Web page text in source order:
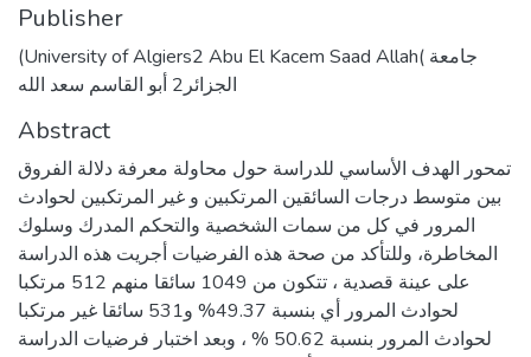
Publisher
(University of Algiers2 Abu El Kacem Saad Allah( جامعة
الجزائر2 أبو القاسم سعد الله
Abstract
تمحور الهدف الأساسي للدراسة حول محاولة معرفة دلالة الفروق
بين متوسط درجات السائقين المرتكبين و غير المرتكبين لحوادث
المرور في كل من سمات الشخصية والتحكم المدرك وسلوك
المخاطرة، وللتأكد من صحة هذه الفرضيات أجريت هذه الدراسة
على عينة قصدية ، تتكون من 1049 سائقا منهم 512 مرتكبا
لحوادث المرور أي بنسبة 49.37% و531 سائقا غير مرتكبا
لحوادث المرور بنسبة 50.62 % ، وبعد اختبار فرضيات الدراسة